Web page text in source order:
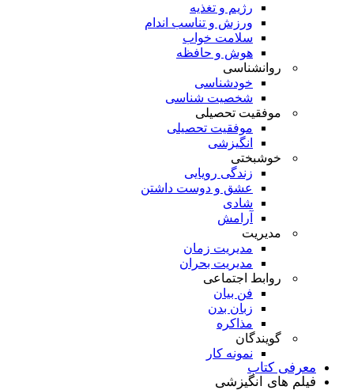
رژیم و تغذیه
ورزش و تناسب اندام
سلامت خواب
هوش و حافظه
روانشناسی
خودشناسی
شخصیت شناسی
موفقیت تحصیلی
موفقیت تحصیلی
انگیزشی
خوشبختی
زندگی رویایی
عشق و دوست داشتن
شادی
آرامش
مدیریت
مدیریت زمان
مدیریت بحران
روابط اجتماعی
فن بیان
زبان بدن
مذاکره
گویندگان
نمونه کار
معرفی کتاب
فیلم های انگیزشی